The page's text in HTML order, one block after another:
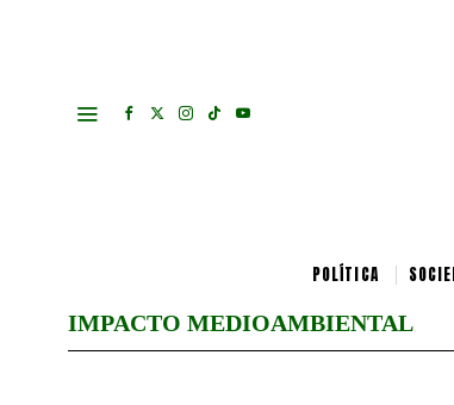
POLÍTICA
IMPACTO MEDIOAMBIENTAL